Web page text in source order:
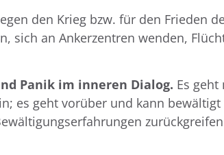
den Krieg bzw. für den Frieden
sich an Ankerzentren wenden,
Panik im inneren Dialog. Es
es geht vorüber und kann